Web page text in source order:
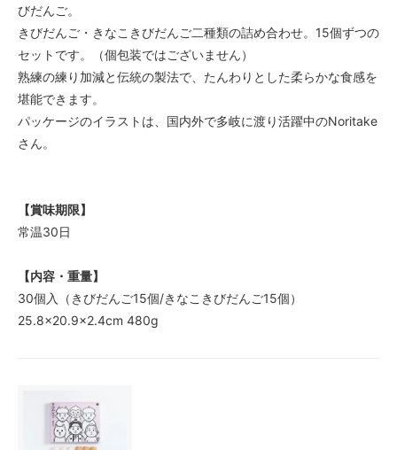
びだんご。
きびだんご・きなこきびだんご二種類の詰め合わせ。15個ずつの
セットです。（個包装ではございません）
熟練の練り加減と伝統の製法で、たんわりとした柔らかな食感を
堪能できます。
パッケージのイラストは、国内外で多岐に渡り活躍中のNoritake
さん。
【賞味期限】
常温30日
【内容・重量】
30個入（きびだんご15個/きなこきびだんご15個）
25.8×20.9×2.4cm 480g